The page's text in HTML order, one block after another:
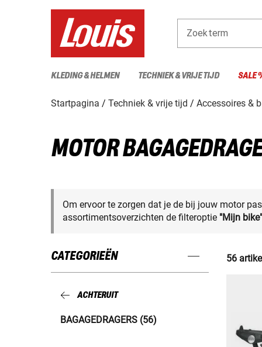
Zoekterm
KLEDING & HELMEN TECHNIEK & VRIJE TIJD SALE
Startpagina Techniek & vrije tijd Accessoires &
MOTOR
Om ervoor te zorgen dat je de bij jouw motor
assortimentsoverzichten de filteroptie "Mijn bike"
CATEGORIEËN
ACHTERUIT
BAGAGEDRAGERS (56)
56